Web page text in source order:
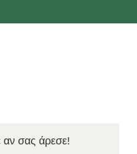
αν σας άρεσε!